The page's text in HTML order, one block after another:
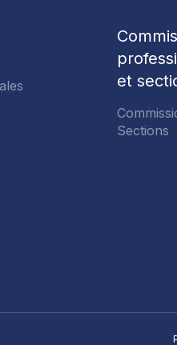
RÉINITIALISER
le système vous
un courriel avec un lien
ne recevez pas ce courriel,
et
Sections